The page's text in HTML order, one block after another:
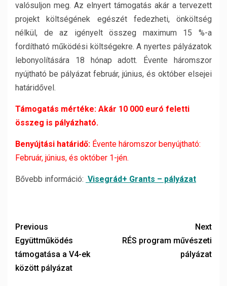
valósuljon meg. Az elnyert támogatás akár a tervezett
projekt költségének egészét fedezheti, önköltség
nélkül, de az igényelt összeg maximum 15 %-a
fordítható működési költségekre. A nyertes pályázatok
lebonyolítására 18 hónap adott. Évente háromszor
nyújtható be pályázat február, június, és október elsejei
határidővel.
Támogatás mértéke: Akár 10 000 euró feletti
összeg is pályázható.
Benyújtási határidő: Évente háromszor benyújtható:
Február, június, és október 1-jén.
Bővebb információ: Visegrád+ Grants – pályázat
Previous
Együttműködés
támogatása a V4-ek
között pályázat
Next
RÉS program művészeti
pályázat